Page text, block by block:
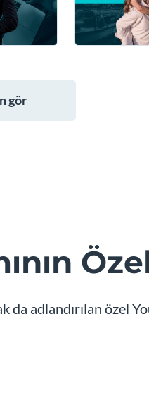
gör
adlandırılan özel